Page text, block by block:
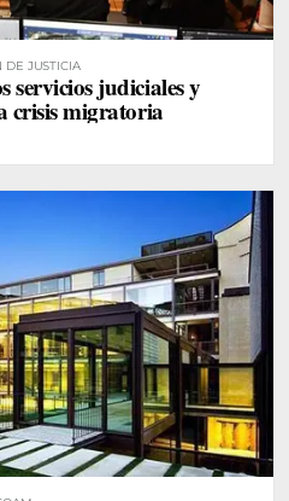
DE JUSTICIA
servicios judiciales y
crisis migratoria